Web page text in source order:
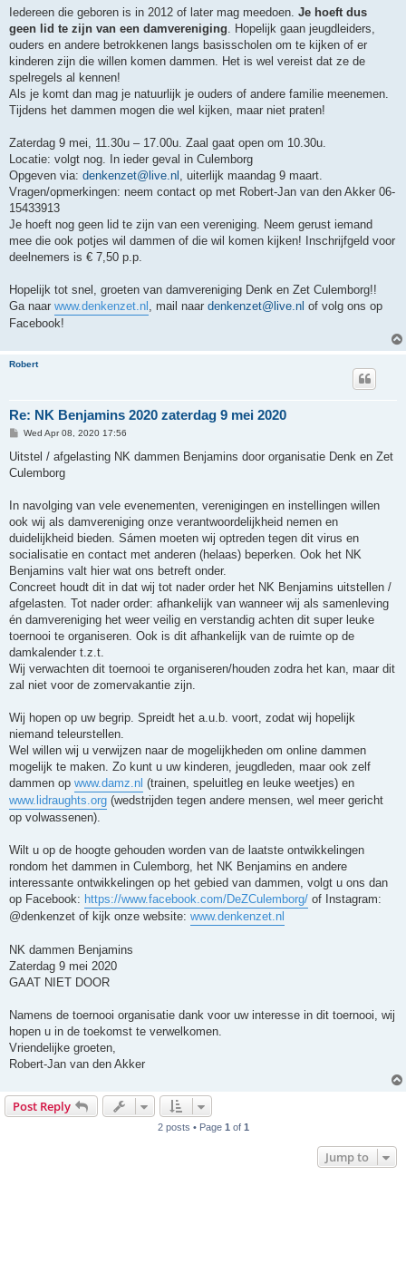
Iedereen die geboren is in 2012 of later mag meedoen. Je hoeft dus
geen lid te zijn van een damvereniging. Hopelijk gaan jeugdleiders,
ouders en andere betrokkenen langs basisscholen om te kijken of er
kinderen zijn die willen komen dammen. Het is wel vereist dat ze de
spelregels al kennen!
Als je komt dan mag je natuurlijk je ouders of andere familie meenemen.
Tijdens het dammen mogen die wel kijken, maar niet praten!
Zaterdag 9 mei, 11.30u – 17.00u. Zaal gaat open om 10.30u.
Locatie: volgt nog. In ieder geval in Culemborg
Opgeven via: denkenzet@live.nl , uiterlijk maandag 9 maart.
Vragen/opmerkingen: neem contact op met Robert-Jan van den Akker 06-
15433913
Je hoeft nog geen lid te zijn van een vereniging. Neem gerust iemand
mee die ook potjes wil dammen of die wil komen kijken! Inschrijfgeld voor
deelnemers is € 7,50 p.p.
Hopelijk tot snel, groeten van damvereniging Denk en Zet Culemborg!!
Ga naar www.denkenzet.nl , mail naar denkenzet@live.nl of volg ons op
Facebook!
Robert
Re: NK Benjamins 2020 zaterdag 9 mei 2020
P
s
Wed Apr 08, 2020 17:56
Uitstel / afgelasting NK dammen Benjamins door organisatie Denk en Zet
Culemborg
In navolging van vele evenementen, verenigingen en instellingen willen
ook wij als damvereniging onze verantwoordelijkheid nemen en
duidelijkheid bieden. Sámen moeten wij optreden tegen dit virus en
socialisatie en contact met anderen (helaas) beperken. Ook het NK
Benjamins valt hier wat ons betreft onder.
Concreet houdt dit in dat wij tot nader order het NK Benjamins uitstellen /
afgelasten. Tot nader order: afhankelijk van wanneer wij als samenleving
én damvereniging het weer veilig en verstandig achten dit super leuke
toernooi te organiseren. Ook is dit afhankelijk van de ruimte op de
damkalender t.z.t.
Wij verwachten dit toernooi te organiseren/houden zodra het kan, maar dit
zal niet voor de zomervakantie zijn.
Wij hopen op uw begrip. Spreidt het a.u.b. voort, zodat wij hopelijk
niemand teleurstellen.
Wel willen wij u verwijzen naar de mogelijkheden om online dammen
mogelijk te maken. Zo kunt u uw kinderen, jeugdleden, maar ook zelf
dammen op www.damz.nl (trainen, speluitleg en leuke weetjes) en
www.lidraughts.org (wedstrijden tegen andere mensen, wel meer gericht
op volwassenen).
Wilt u op de hoogte gehouden worden van de laatste ontwikkelingen
rondom het dammen in Culemborg, het NK Benjamins en andere
interessante ontwikkelingen op het gebied van dammen, volgt u ons dan
op Facebook: https://www.facebook.com/DeZCulemborg/ of Instagram:
@denkenzet of kijk onze website: www.denkenzet.nl
NK dammen Benjamins
Zaterdag 9 mei 2020
GAAT NIET DOOR
Namens de toernooi organisatie dank voor uw interesse in dit toernooi, wij
hopen u in de toekomst te verwelkomen.
Vriendelijke groeten,
Robert-Jan van den Akker
Post Reply
2 posts • Page 1 of 1
Jump to